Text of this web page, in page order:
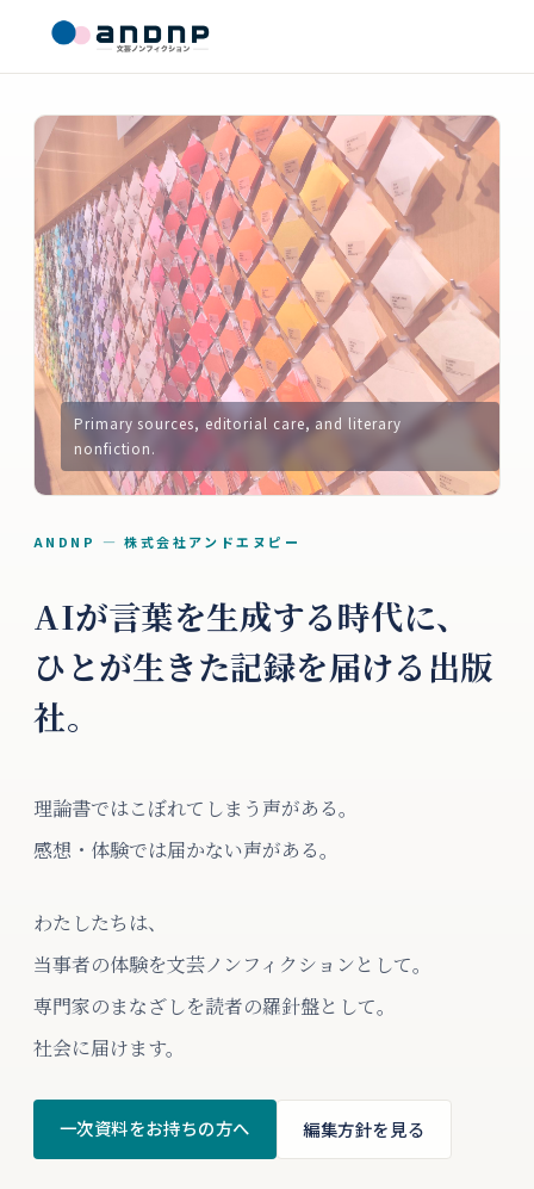
ANDNP — 株式会社アンドエヌピー
AIが言葉を生成する時代に、
ひとが生きた記録を届ける出版
社。
理論書ではこぼれてしまう声がある。
感想・体験では届かない声がある。
わたしたちは、
当事者の体験を文芸ノンフィクションとして。
専門家のまなざしを読者の羅針盤として。
社会に届けます。
一次資料をお持ちの方へ 編集方針を見る
Primary sources, editorial care, and literary
nonfiction.